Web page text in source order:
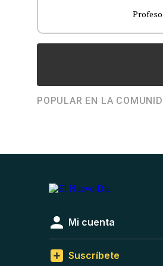
POPULAR EN LA
Mi cuenta
Suscríbete